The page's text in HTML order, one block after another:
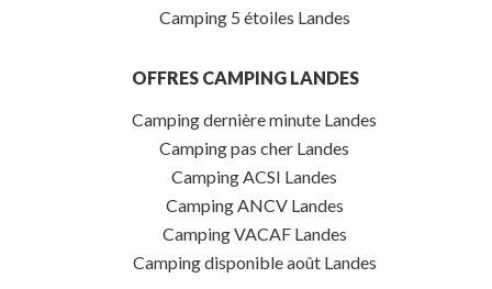
Camping 5 étoiles Landes
OFFRES CAMPING LANDES
Camping dernière minute Landes
Camping pas cher Landes
Camping ACSI Landes
Camping ANCV Landes
Camping VACAF Landes
Camping disponible août Landes